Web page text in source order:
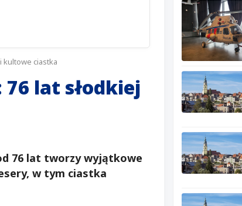
kultowe ciastka
lat słodkiej
76 lat tworzy wyjątkowe
w tym ciastka